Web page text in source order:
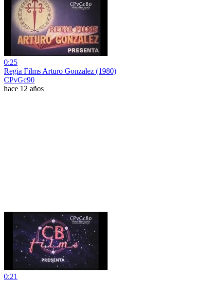
0:25
Regia Films Arturo Gonzalez (1980)
CPvGc90
hace 12 años
0:21